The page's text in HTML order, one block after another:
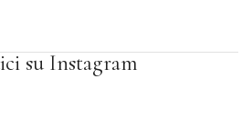
su Instagram